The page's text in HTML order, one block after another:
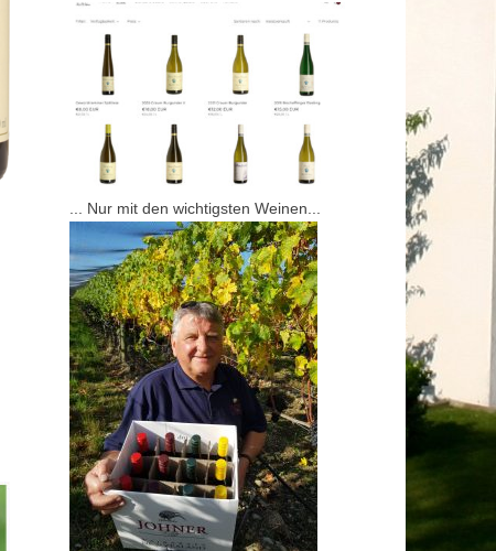
... Nur mit den wichtigsten Weinen...